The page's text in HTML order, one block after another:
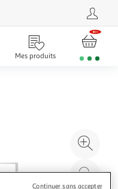
Mes produits
à
Continuer sans accepter